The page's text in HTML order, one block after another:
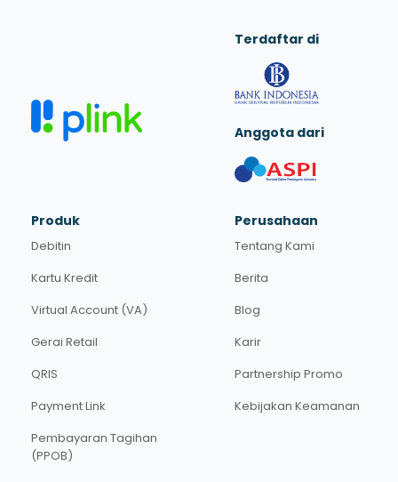
Terdaftar di
Anggota dari
Produk
Debitin
Kartu Kredit
Virtual Account (VA)
Gerai Retail
QRIS
Payment Link
Pembayaran Tagihan
(PPOB)
Perusahaan
Tentang Kami
Berita
Blog
Karir
Partnership Promo
Kebijakan Keamanan